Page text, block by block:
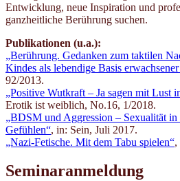
Entwicklung, neue Inspiration und
ganzheitliche Berührung suchen.
Publikationen (u.a.):
„Berührung. Gedanken zum taktilen
Kindes als lebendige Basis
92/2013.
„Positive Wutkraft – Ja sagen mit Lust
Erotik ist weiblich, No.16, 1/2018.
„BDSM und Aggression – Sexualität
Gefühlen“, in: Sein, Juli 2017.
„Nazi-Fetische. Mit dem Tabu spielen“,
Seminaranmeldung